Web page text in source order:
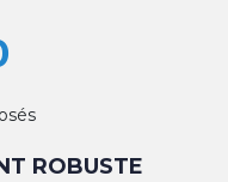
ROBUSTE